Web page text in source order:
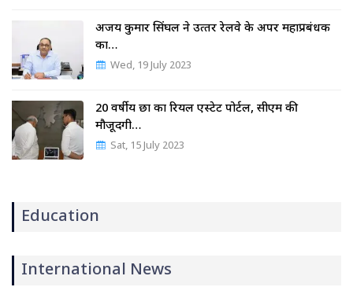
अजय कुमार सिंघल ने उत्‍तर रेलवे के अपर महाप्रबंधक
का…
Wed, 19 July 2023
20 वर्षीय छात्र का रियल एस्टेट पोर्टल, सीएम की
मौजूदगी…
Sat, 15 July 2023
Education
International News